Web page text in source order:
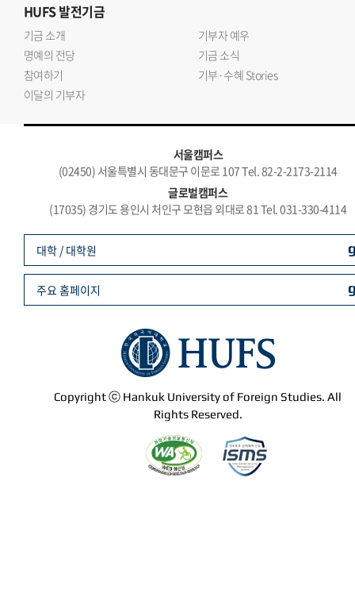
HUFS발전기금
기금 소개
기부자 예우
명예의 전당
기금 소식
참여하기
기부·수혜 Stories
이달의 기부자
서울캠퍼스
(02450) 서울특별시 동대문구 이문로 107 Tel. 82-2-2173-2114
글로벌캠퍼스
(17035) 경기도 용인시 처인구 모현읍 외대로 81 Tel. 031-330-4114
Copyright ⓒ Hankuk University of Foreign Studies. All
Rights Reserved.
대학 / 대학원
주요 홈페이지